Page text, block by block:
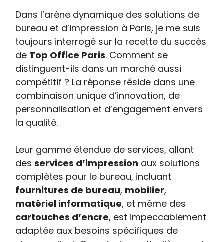
Dans l’arène dynamique des solutions de
bureau et d’impression à Paris, je me suis
toujours interrogé sur la recette du succès
de Top Office Paris. Comment se
distinguent-ils dans un marché aussi
compétitif ? La réponse réside dans une
combinaison unique d’innovation, de
personnalisation et d’engagement envers
la qualité.
Leur gamme étendue de services, allant
desservices d’impression aux solutions
complètes pour le bureau, incluant
fournitures de bureau, mobilier,
matériel informatique, et même des
cartouches d’encre, est impeccablement
adaptée aux besoins spécifiques de